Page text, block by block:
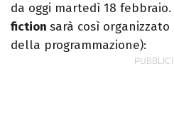
da oggi martedì 18
fiction sarà così
della programmazione):